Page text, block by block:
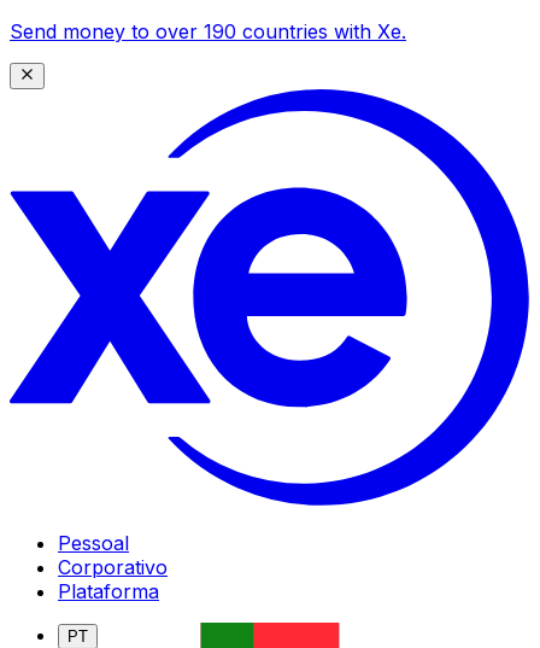
Send money to over 190 countries with Xe.
Pessoal
Corporativo
Plataforma
PT